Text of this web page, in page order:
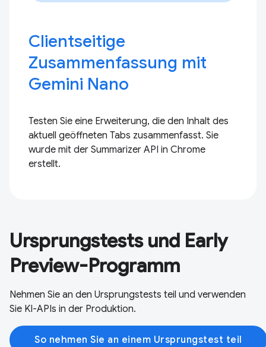
Clientseitige
Zusammenfassung mit
Gemini Nano
Testen Sie eine Erweiterung, die den Inhalt des
aktuell geöffneten Tabs zusammenfasst. Sie
wurde mit der Summarizer API in Chrome
erstellt.
Ursprungstests und Early
Preview-Programm
Nehmen Sie an den Ursprungstests teil und verwenden
Sie KI-APIs in der Produktion.
So nehmen Sie an einem Ursprungstest teil